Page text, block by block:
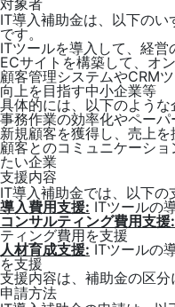
IT導入補助金は、以下の
です。
ITツールを導入して、経
ECサイトを構築して、オ
顧客管理システムやCRM
向上を目指す中小企業等
具体的には、以下のような
事務作業の効率化やペー
新規顧客を獲得し、売上
顧客とのコミュニケーシ
たい企業
支援内容
IT導入補助金では、以下の
導入費用支援: ITツールの
コンサルティング費用支援:
ティング費用を支援
人材育成支援:ITツールの
を支援
支援内容は、補助金の区分
申請方法